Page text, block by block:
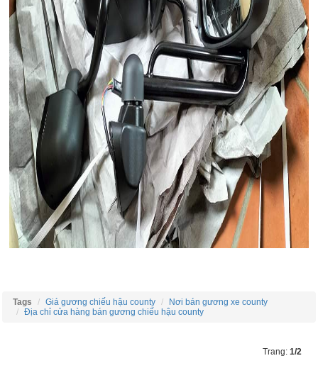
Tags Giá gương chiếu hậu county
Nơi bán gương xe county
Địa chỉ cửa hàng bán gương chiếu hậu county
Trang: 1/2